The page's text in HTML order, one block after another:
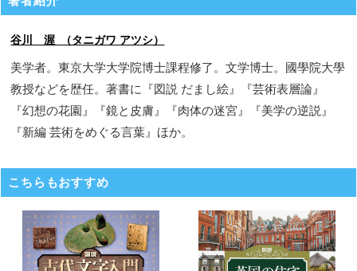
谷川 渥 （タニガワ アツシ）
美学者。東京大学大学院博士課程修了。文学博士。國學院大學
教授などを歴任。著書に『図説 だまし絵』『芸術表層論』
『幻想の花園』『鏡と皮膚』『肉体の迷宮』『美学の逆説』
『新編 芸術をめぐる言葉』ほか。
こちらもおすすめ